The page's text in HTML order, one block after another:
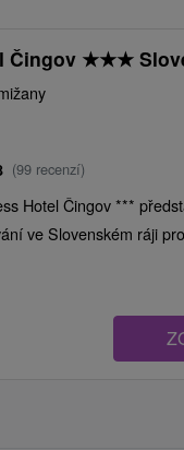
Čingov ★★★
(99 recenzí)
Hotel Čingov ***
ve Slovenském ráji